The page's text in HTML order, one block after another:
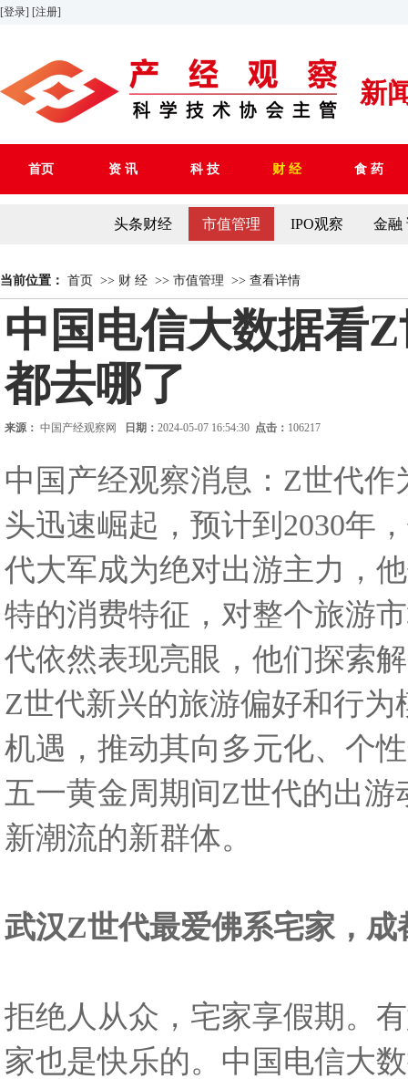
[登录] [注册]
新
首页 资 讯 科 技 财 经 食 药
头条财经 市值管理 IPO观察 金融
当前位置： 首页 >> 财 经 >> 市值管理 >> 查看详情
中国电信大数据看
都去哪了
来源： 中国产经观察网 日期： 2024-05-07 16:54:30 点击： 106217
中国产经观察消息：Z世代
头迅速崛起，预计到2030年
代大军成为绝对出游主力，
特的消费特征，对整个旅游
代依然表现亮眼，他们探索
Z世代新兴的旅游偏好和行
机遇，推动其向多元化、个
五一黄金周期间Z世代的出
新潮流的新群体。
武汉Z世代最爱佛系宅家，
拒绝人从众，宅家享假期。
家也是快乐的。中国电信大